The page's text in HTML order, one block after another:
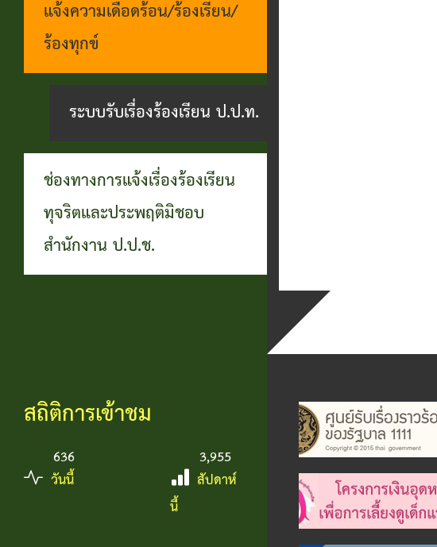
ผ่าน
เว็บไซต์
แจ้งความเดือดร้อน/ร้องเรียน/
ร้องทุกข์
ระบบรับเรื่องร้องเรียน ป.ป.ท.
ช่องทางการแจ้งเรื่องร้องเรียน
ทุจริตและประพฤติมิชอบ
สำนักงาน ป.ป.ช.
สถิติการเข้าชม
636
วันนี้
3,955
สัปดาห์
นี้